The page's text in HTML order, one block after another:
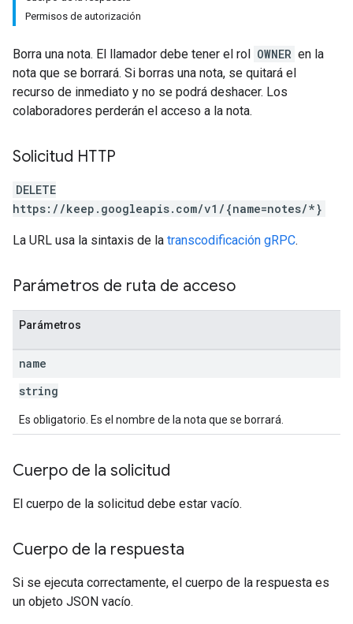
Permisos de autorización
Borra una nota. El llamador debe tener el rol OWNER en la
nota que se borrará. Si borras una nota, se quitará el
recurso de inmediato y no se podrá deshacer. Los
colaboradores perderán el acceso a la nota.
Solicitud HTTP
DELETE
https://keep.googleapis.com/v1/{name=notes/*}
La URL usa la sintaxis de la transcodificación gRPC.
Parámetros de ruta de acceso
Parámetros
name
string
Es obligatorio. Es el nombre de la nota que se borrará.
Cuerpo de la solicitud
El cuerpo de la solicitud debe estar vacío.
Cuerpo de la respuesta
Si se ejecuta correctamente, el cuerpo de la respuesta es
un objeto JSON vacío.